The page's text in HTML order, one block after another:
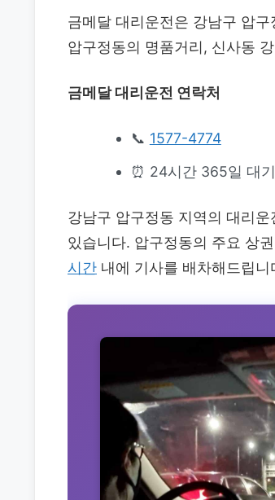
금메달 대리운전은 강남구 압구
압구정동의 명품거리, 신사동
금메달 대리운전 연락처
📞 1577-4774
⏰ 24시간 365일 대
강남구 압구정동 지역의 대리
있습니다. 압구정동의 주요 상
시간 내에 기사를 배차해드립니